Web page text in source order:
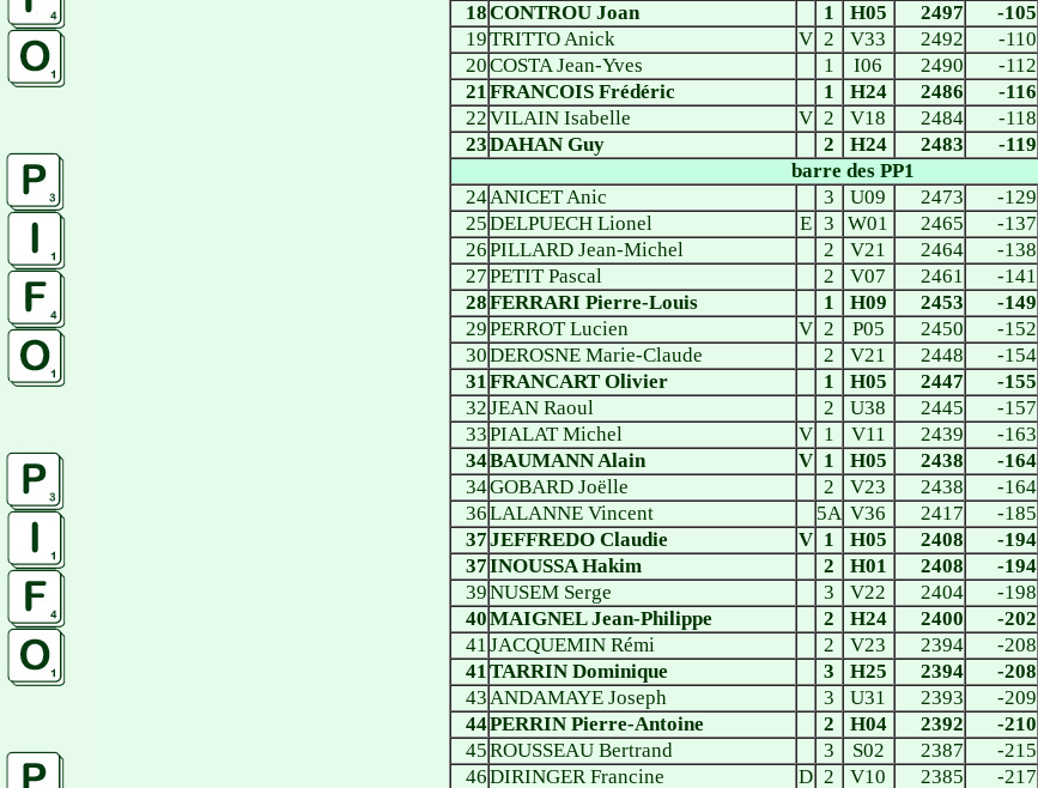
18CONTROU Joan 1 H05 2497 -105
19TRITTO Anick V 2 V33 2492 -110
20COSTA Jean-Yves 1 I06 2490 -112
21FRANCOIS Frédéric 1 H24 2486 -116
22VILAIN Isabelle V 2 V18 2484 -118
23DAHAN Guy 2 H24 2483 -119
barre des PP1
24ANICET Anic 3 U09 2473 -129
25DELPUECH Lionel E 3 W01 2465 -137
26PILLARD Jean-Michel 2 V21 2464 -138
27PETIT Pascal 2 V07 2461 -141
28FERRARI Pierre-Louis 1 H09 2453 -149
29PERROT Lucien V 2 P05 2450 -152
30DEROSNE Marie-Claude 2 V21 2448 -154
31FRANCART Olivier 1 H05 2447 -155
32JEAN Raoul 2 U38 2445 -157
33PIALAT Michel V 1 V11 2439 -163
34BAUMANN Alain V 1 H05 2438 -164
34GOBARD Joëlle 2 V23 2438 -164
36LALANNE Vincent 5A V36 2417 -185
37JEFFREDO Claudie V 1 H05 2408 -194
37INOUSSA Hakim 2 H01 2408 -194
39NUSEM Serge 3 V22 2404 -198
40MAIGNEL Jean-Philippe 2 H24 2400 -202
41JACQUEMIN Rémi 2 V23 2394 -208
41TARRIN Dominique 3 H25 2394 -208
43ANDAMAYE Joseph 3 U31 2393 -209
44PERRIN Pierre-Antoine 2 H04 2392 -210
45ROUSSEAU Bertrand 3 S02 2387 -215
46DIRINGER Francine D 2 V10 2385 -217